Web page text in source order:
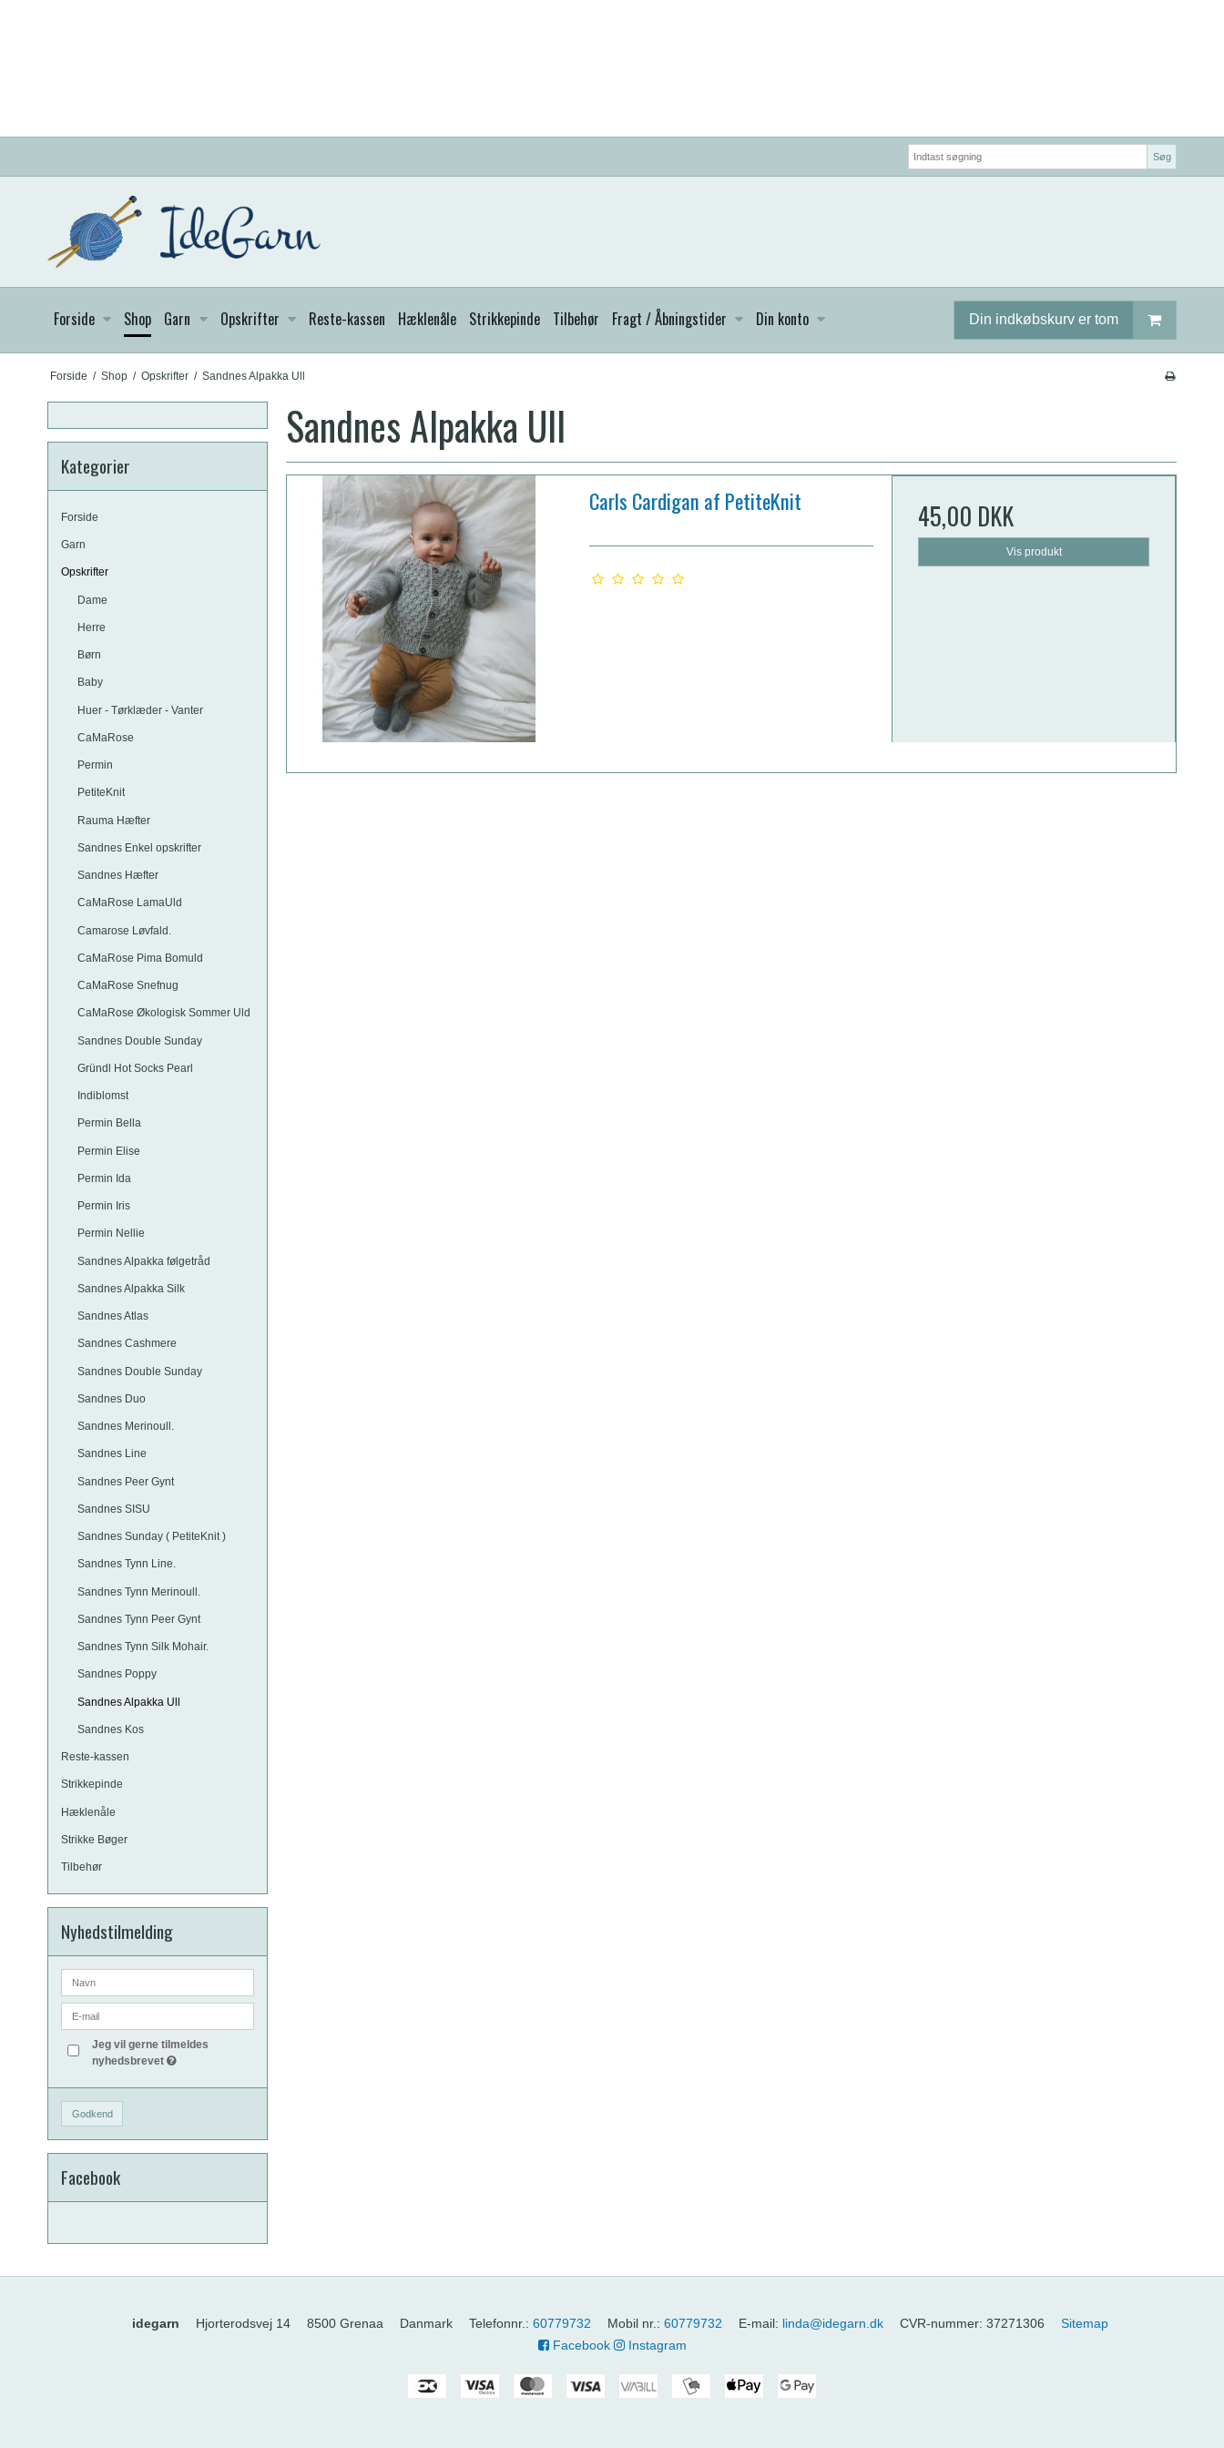
Søg
Forside Shop Garn Opskrifter Reste-kassen Hæklenåle Strikkepinde Tilbehør Fragt / Åbningstider Din konto Din indkøbskurv er tom
Forside / Shop / Opskrifter / Sandnes Alpakka Ull
Kategorier
Forside
Garn
Opskrifter
Dame
Herre
Børn
Baby
Huer - Tørklæder - Vanter
CaMaRose
Permin
PetiteKnit
Rauma Hæfter
Sandnes Enkel opskrifter
Sandnes Hæfter
CaMaRose LamaUld
Camarose Løvfald.
CaMaRose Pima Bomuld
CaMaRose Snefnug
CaMaRose Økologisk Sommer Uld
Sandnes Double Sunday
Gründl Hot Socks Pearl
Indiblomst
Permin Bella
Permin Elise
Permin Ida
Permin Iris
Permin Nellie
Sandnes Alpakka følgetråd
Sandnes Alpakka Silk
Sandnes Atlas
Sandnes Cashmere
Sandnes Double Sunday
Sandnes Duo
Sandnes Merinoull.
Sandnes Line
Sandnes Peer Gynt
Sandnes SISU
Sandnes Sunday ( PetiteKnit )
Sandnes Tynn Line.
Sandnes Tynn Merinoull.
Sandnes Tynn Peer Gynt
Sandnes Tynn Silk Mohair.
Sandnes Poppy
Sandnes Alpakka Ull
Sandnes Kos
Reste-kassen
Strikkepinde
Hæklenåle
Strikke Bøger
Tilbehør
Nyhedstilmelding
Jeg vil gerne tilmeldes
nyhedsbrevet
Godkend
Facebook
Sandnes Alpakka Ull
Carls Cardigan af PetiteKnit 45,00 DKK
Vis produkt
idegarn Hjorterodsvej 14 8500 Grenaa Danmark Telefonnr. : 60779732 Mobil nr. : 60779732 E-mail: linda@idegarn.dk CVR-nummer: 37271306
Sitemap
Facebook
Instagram